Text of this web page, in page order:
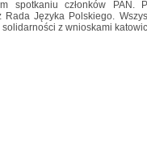
spotkaniu członków PAN.
Rada Języka Polskiego.
solidarności z wnioskami